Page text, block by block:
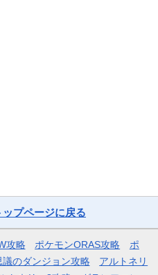
プページに戻る
攻略 ポケモンORAS攻略
ポ
議のダンジョン攻略
アルトネリ